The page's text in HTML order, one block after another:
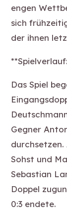
engen
sich
der ihnen
Das Spiel
Gegner
Sohst und
Sebastian
Doppel
0:3 endete.